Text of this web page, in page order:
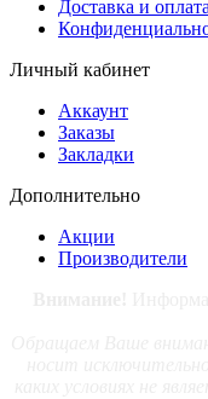
Доставка и оплата
Личный кабинет
Аккаунт
Заказы
Закладки
Дополнительно
Акции
Производители